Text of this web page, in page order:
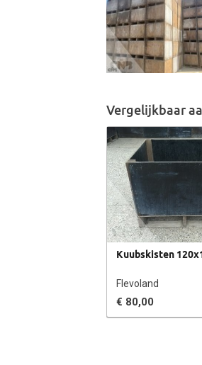
Vergelijkbaar
Kuubskisten
Flevoland
€ 80,00